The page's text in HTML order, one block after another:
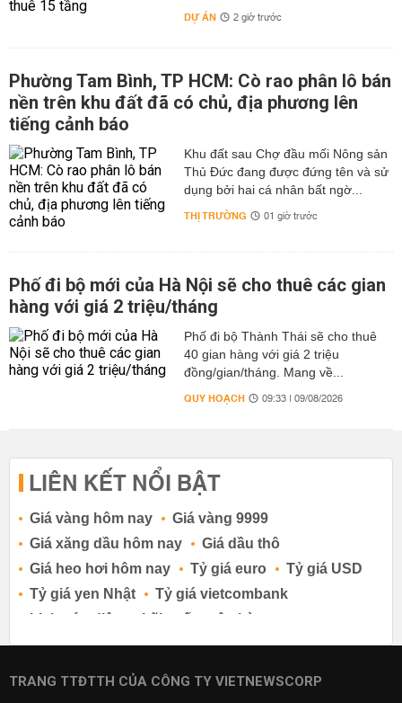
DỰ ÁN 2 giờ trước
Phường Tam Bình, TP HCM: Cò rao phân lô bán
nền trên khu đất đã có chủ, địa phương lên
tiếng cảnh báo
Khu đất sau Chợ đầu mối Nông sản
Thủ Đức đang được đứng tên và sử
dụng bởi hai cá nhân bất ngờ...
THỊ TRƯỜNG 01 giờ trước
Phố đi bộ mới của Hà Nội sẽ cho thuê các gian
hàng với giá 2 triệu/tháng
Phố đi bộ Thành Thái sẽ cho thuê
40 gian hàng với giá 2 triệu
đồng/gian/tháng. Mang về...
QUY HOẠCH 09:33 | 09/08/2026
LIÊN KẾT NỔI BẬT
Giá vàng hôm nay
Giá vàng 9999
Giá xăng dầu hôm nay
Giá dầu thô
Giá heo hơi hôm nay
Tỷ giá euro
Tỷ giá USD
Tỷ giá yen Nhật
Tỷ giá vietcombank
Lịch cúp điện
Lãi suất ngân hàng
Lãi suất tiết kiệm
Lãi suất tiền gửi
Lãi suất ngân hàng Agribank
TRANG TTĐTTH CỦA CÔNG TY VIETNEWSCORP